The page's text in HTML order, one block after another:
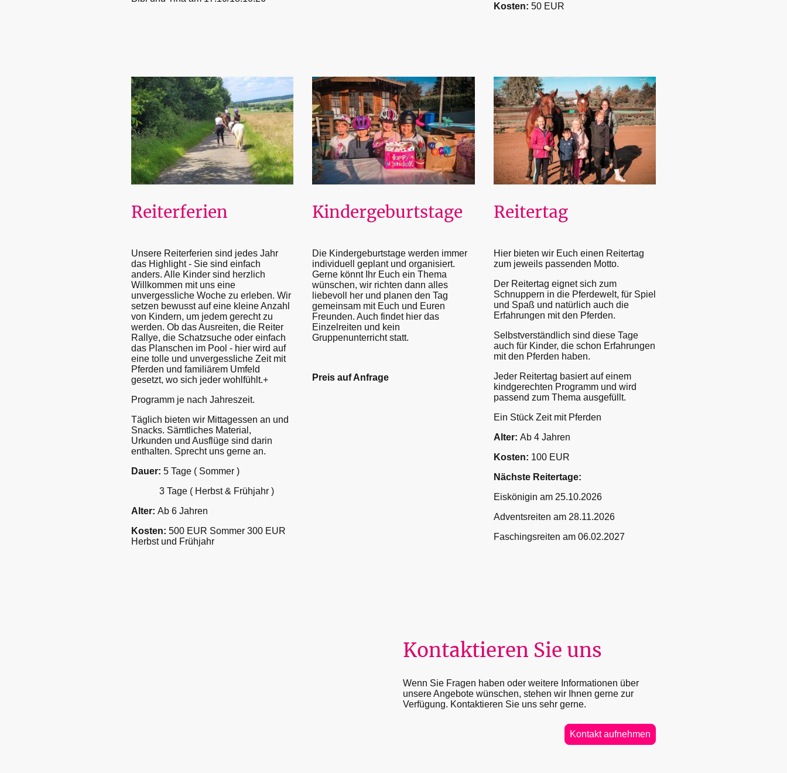
Kosten: 50 EUR
Reiterferien
Unsere Reiterferien sind jedes Jahr
das Highlight - Sie sind einfach
anders. Alle Kinder sind herzlich
Willkommen mit uns eine
unvergessliche Woche zu erleben. Wir
setzen bewusst auf eine kleine Anzahl
von Kindern, um jedem gerecht zu
werden. Ob das Ausreiten, die Reiter
Rallye, die Schatzsuche oder einfach
das Planschen im Pool - hier wird auf
eine tolle und unvergessliche Zeit mit
Pferden und familiärem Umfeld
gesetzt, wo sich jeder wohlfühlt.+
Programm je nach Jahreszeit.
Täglich bieten wir Mittagessen an und
Snacks. Sämtliches Material,
Urkunden und Ausflüge sind darin
enthalten. Sprecht uns gerne an.
Dauer: 5 Tage ( Sommer )
3 Tage ( Herbst & Frühjahr )
Alter: Ab 6 Jahren
Kosten: 500 EUR Sommer 300 EUR
Herbst und Frühjahr
Kindergeburtstage
Die Kindergeburtstage werden immer
individuell geplant und organisiert.
Gerne könnt Ihr Euch ein Thema
wünschen, wir richten dann alles
liebevoll her und planen den Tag
gemeinsam mit Euch und Euren
Freunden. Auch findet hier das
Einzelreiten und kein
Gruppenunterricht statt.
Preis auf Anfrage
Reitertag
Hier bieten wir Euch einen Reitertag
zum jeweils passenden Motto.
Der Reitertag eignet sich zum
Schnuppern in die Pferdewelt, für Spiel
und Spaß und natürlich auch die
Erfahrungen mit den Pferden.
Selbstverständlich sind diese Tage
auch für Kinder, die schon Erfahrungen
mit den Pferden haben.
Jeder Reitertag basiert auf einem
kindgerechten Programm und wird
passend zum Thema ausgefüllt.
Ein Stück Zeit mit Pferden
Alter: Ab 4 Jahren
Kosten: 100 EUR
Nächste Reitertage:
Eiskönigin am 25.10.2026
Adventsreiten am 28.11.2026
Faschingsreiten am 06.02.2027
Kontaktieren Sie uns
Wenn Sie Fragen haben oder weitere Informationen über
unsere Angebote wünschen, stehen wir Ihnen gerne zur
Verfügung. Kontaktieren Sie uns sehr gerne.
Kontakt aufnehmen